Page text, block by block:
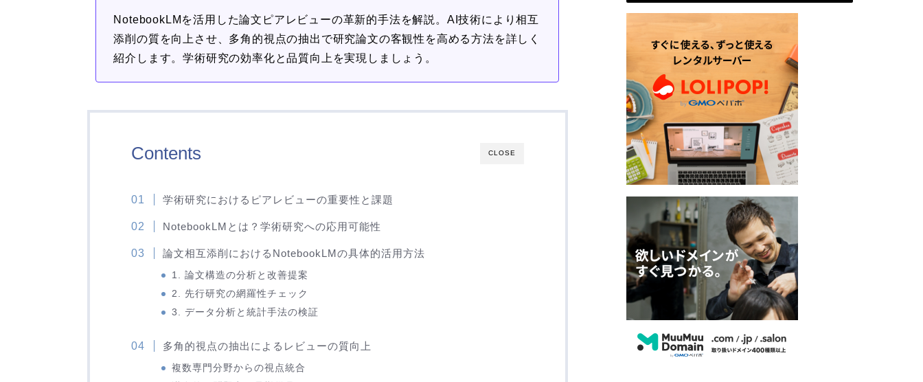
NotebookLMを活用した論文ピアレビューの革新的手法を解説。AI技術により相互
添削の質を向上させ、多角的視点の抽出で研究論文の客観性を高める方法を詳しく
紹介します。学術研究の効率化と品質向上を実現しましょう。
CLOSE
Contents
学術研究におけるピアレビューの重要性と課題
NotebookLMとは？学術研究への応用可能性
論文相互添削におけるNotebookLMの具体的活用方法
1. 論文構造の分析と改善提案
2. 先行研究の網羅性チェック
3. データ分析と統計手法の検証
多角的視点の抽出によるレビューの質向上
複数専門分野からの視点統合